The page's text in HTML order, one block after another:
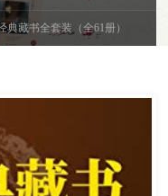
典藏书全套装（全61册）